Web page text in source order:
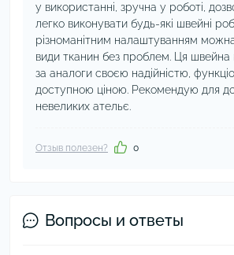
у використанні, зручна у роботі,
легко виконувати будь-які швейні
різноманітним налаштуванням можна
види тканин без проблем. Ця
за аналоги своєю надійністю,
доступною ціною. Рекомендую для
невеликих ательє.
Отзыв полезен? 0
Вопросы и ответы